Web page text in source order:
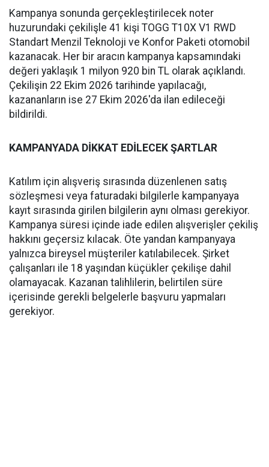
Kampanya sonunda gerçekleştirilecek noter
huzurundaki çekilişle 41 kişi TOGG T10X V1 RWD
Standart Menzil Teknoloji ve Konfor Paketi otomobil
kazanacak. Her bir aracın kampanya kapsamındaki
değeri yaklaşık 1 milyon 920 bin TL olarak açıklandı.
Çekilişin 22 Ekim 2026 tarihinde yapılacağı,
kazananların ise 27 Ekim 2026'da ilan edileceği
bildirildi.
KAMPANYADA DİKKAT EDİLECEK ŞARTLAR
Katılım için alışveriş sırasında düzenlenen satış
sözleşmesi veya faturadaki bilgilerle kampanyaya
kayıt sırasında girilen bilgilerin aynı olması gerekiyor.
Kampanya süresi içinde iade edilen alışverişler çekiliş
hakkını geçersiz kılacak. Öte yandan kampanyaya
yalnızca bireysel müşteriler katılabilecek. Şirket
çalışanları ile 18 yaşından küçükler çekilişe dahil
olamayacak. Kazanan talihlilerin, belirtilen süre
içerisinde gerekli belgelerle başvuru yapmaları
gerekiyor.